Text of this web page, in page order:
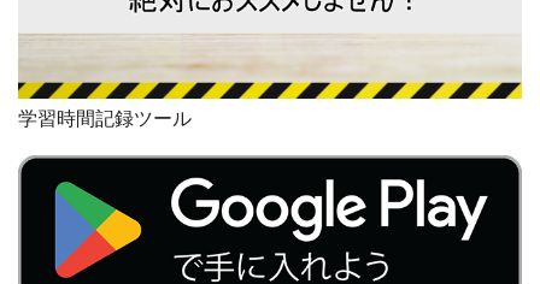
学習時間記録ツール